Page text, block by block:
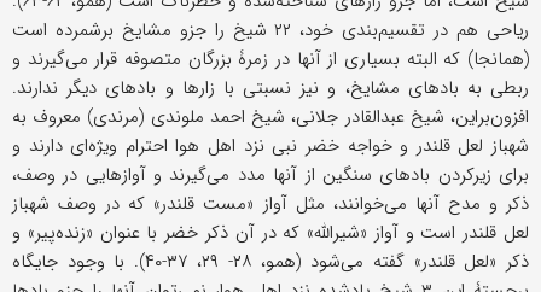
ریاحی هم در تقسیم‌بندی خود، ۲۲ شیخ را جزو مشایخ برشمرده است
(همانجا) که البته بسیاری از آنها در زمرۀ بزرگان متصوفه قرار می‌گیرند و
ربطی به بادهای مشایخ، و نیز نسبتی با زارها و بادهای دیگر ندارند.
افزون‌براین، شیخ عبدالقادر جلانی، شیخ احمد ملوندی (مرندی) معروف به
شهباز لعل قلندر و خواجه خضر نبی نزد اهل هوا احترام ویژه‌ای دارند و
برای زیرکردن بادهای سنگین از آنها مدد می‌گیرند و آوازهایی در وصف،
ذکر و مدح آنها می‌خوانند، مثل آواز «مست قلندر» که در وصف شهباز
لعل قلندر است و آواز «شیرالله» که در آن ذکر خضر با عنوان «زنده‌پیر» و
ذکر «لعل قلندر» گفته می‌شود (همو، ۲۸- ۲۹، ۳۷-۴۰). با وجود جایگاه